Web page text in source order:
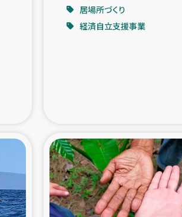
ー移民子ども支援
市民との共生
在宅被災者支援
援・農業復興支援
居場所づくり
経済自立支援事業